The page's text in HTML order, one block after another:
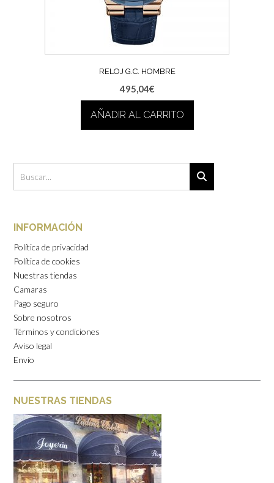
RELOJ G.C. HOMBRE
495,04€
AÑADIR AL CARRITO
INFORMACIÓN
Política de privacidad
Política de cookies
Nuestras tiendas
Camaras
Pago seguro
Sobre nosotros
Términos y condiciones
Aviso legal
Envío
NUESTRAS TIENDAS